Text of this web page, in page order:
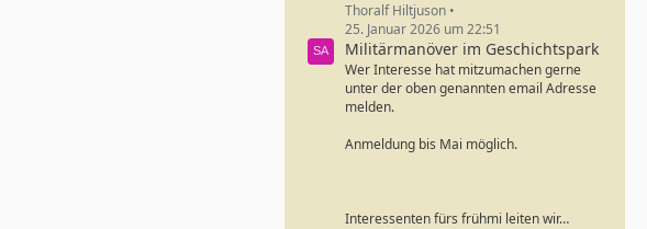
Thoralf Hiltjuson
25. Januar 2026 um 22:51
Militärmanöver im Geschichtspark
Wer Interesse hat mitzumachen gerne
unter der oben genannten email Adresse
melden.
Anmeldung bis Mai möglich.
Interessenten fürs frühmi leiten wir…